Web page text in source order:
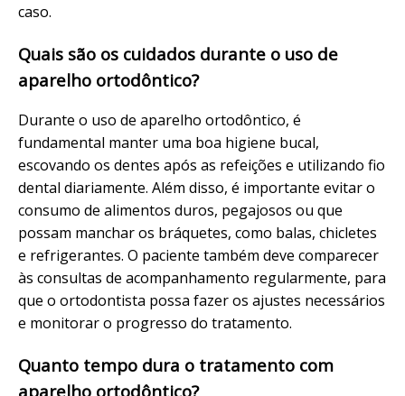
caso.
Quais são os cuidados durante o uso de
aparelho ortodôntico?
Durante o uso de aparelho ortodôntico, é
fundamental manter uma boa higiene bucal,
escovando os dentes após as refeições e utilizando fio
dental diariamente. Além disso, é importante evitar o
consumo de alimentos duros, pegajosos ou que
possam manchar os bráquetes, como balas, chicletes
e refrigerantes. O paciente também deve comparecer
às consultas de acompanhamento regularmente, para
que o ortodontista possa fazer os ajustes necessários
e monitorar o progresso do tratamento.
Quanto tempo dura o tratamento com
aparelho ortodôntico?